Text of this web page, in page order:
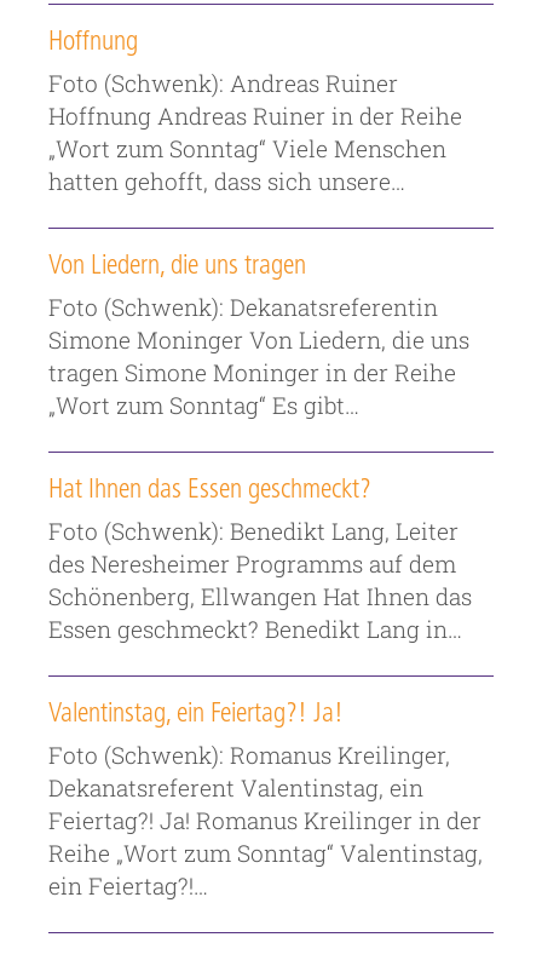
Hoffnung
Foto (Schwenk): Andreas Ruiner
Hoffnung Andreas Ruiner in der Reihe
„Wort zum Sonntag“ Viele Menschen
hatten gehofft, dass sich unsere…
Von Liedern, die uns tragen
Foto (Schwenk): Dekanatsreferentin
Simone Moninger Von Liedern, die uns
tragen Simone Moninger in der Reihe
„Wort zum Sonntag“ Es gibt…
Hat Ihnen das Essen geschmeckt?
Foto (Schwenk): Benedikt Lang, Leiter
des Neresheimer Programms auf dem
Schönenberg, Ellwangen Hat Ihnen das
Essen geschmeckt? Benedikt Lang in…
Valentinstag, ein Feiertag?! Ja!
Foto (Schwenk): Romanus Kreilinger,
Dekanatsreferent Valentinstag, ein
Feiertag?! Ja! Romanus Kreilinger in der
Reihe „Wort zum Sonntag“ Valentinstag,
ein Feiertag?!…